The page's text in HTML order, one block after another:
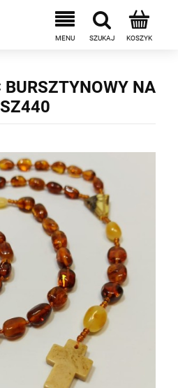
BURSZTYNOWY NA